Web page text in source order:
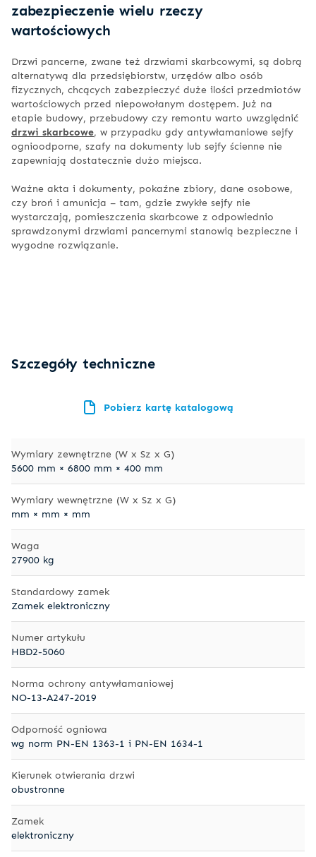
zabezpieczenie wielu rzeczy
wartościowych
Drzwi pancerne, zwane też drzwiami skarbcowymi, są dobrą
alternatywą dla przedsiębiorstw, urzędów albo osób
fizycznych, chcących zabezpieczyć duże ilości przedmiotów
wartościowych przed niepowołanym dostępem. Już na
etapie budowy, przebudowy czy remontu warto uwzględnić
drzwi skarbcowe, w przypadku gdy antywłamaniowe sejfy
ognioodporne, szafy na dokumenty lub sejfy ścienne nie
zapewniają dostatecznie dużo miejsca.
Ważne akta i dokumenty, pokaźne zbiory, dane osobowe,
czy broń i amunicja – tam, gdzie zwykłe sejfy nie
wystarczają, pomieszczenia skarbcowe z odpowiednio
sprawdzonymi drzwiami pancernymi stanowią bezpieczne i
wygodne rozwiązanie.
Szczegóły techniczne
Pobierz kartę katalogową
Wymiary zewnętrzne (W x Sz x G)
5600 mm × 6800 mm × 400 mm
Wymiary wewnętrzne (W x Sz x G)
mm × mm × mm
Waga
27900 kg
Standardowy zamek
Zamek elektroniczny
Numer artykułu
HBD2-5060
Norma ochrony antywłamaniowej
NO-13-A247-2019
Odporność ogniowa
wg norm PN-EN 1363-1 i PN-EN 1634-1
Kierunek otwierania drzwi
obustronne
Zamek
elektroniczny